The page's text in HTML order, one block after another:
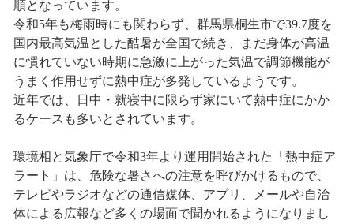
順となっています。
令和5年も梅雨時にも関わらず、群馬県桐生市で39.7度を
国内最高気温とした酷暑が全国で続き、まだ身体が高温
に慣れていない時期に急激に上がった気温で調節機能が
うまく作用せずに熱中症が多発しているようです。
近年では、日中・就寝中に限らず家にいて熱中症にかか
るケースも多いとされています。
環境相と気象庁で令和3年より運用開始された「熱中症ア
ラート」は、危険な暑さへの注意を呼びかけるもので、
テレビやラジオなどの通信媒体、アプリ、メールや自治
体による広報など多くの場面で聞かれるようになりまし